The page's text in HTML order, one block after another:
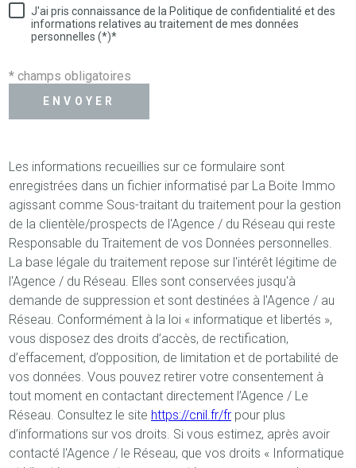
J'ai pris connaissance de la Politique de confidentialité et des
informations relatives au traitement de mes données
personnelles (*)*
* champs obligatoires
ENVOYER
Les informations recueillies sur ce formulaire sont
enregistrées dans un fichier informatisé par La Boite Immo
agissant comme Sous-traitant du traitement pour la gestion
de la clientèle/prospects de l'Agence / du Réseau qui reste
Responsable du Traitement de vos Données personnelles.
La base légale du traitement repose sur l'intérêt légitime de
l'Agence / du Réseau. Elles sont conservées jusqu'à
demande de suppression et sont destinées à l'Agence / au
Réseau. Conformément à la loi « informatique et libertés »,
vous disposez des droits d’accès, de rectification,
d’effacement, d’opposition, de limitation et de portabilité de
vos données. Vous pouvez retirer votre consentement à
tout moment en contactant directement l’Agence / Le
Réseau. Consultez le site https://cnil.fr/fr pour plus
d’informations sur vos droits. Si vous estimez, après avoir
contacté l'Agence / le Réseau, que vos droits « Informatique